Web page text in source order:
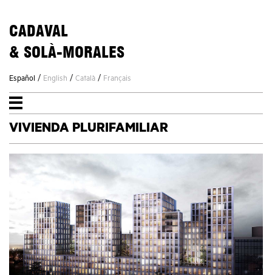
CADAVAL
& SOLÀ-MORALES
Español / English / Català / Français
ESTUDIO
NOTICIAS
CONTACTO
VIVIENDA PLURIFAMILIAR